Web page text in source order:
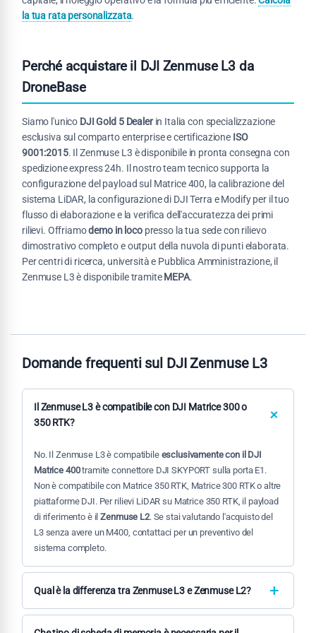
la tua rata personalizzata.
Perché acquistare il DJI Zenmuse L3 da
DroneBase
Siamo l'unico DJI Gold 5 Dealerin Italia con specializzazione
esclusiva sul comparto enterprise e certificazione ISO
9001:2015. Il Zenmuse L3 è disponibile in pronta consegna con
spedizione express 24h. Il nostro team tecnico supporta la
configurazione del payload sul Matrice 400, la calibrazione del
sistema LiDAR, la configurazione di DJI Terra e Modify per il tuo
flusso di elaborazione e la verifica dell'accuratezza dei primi
rilievi. Offriamodemo in locopresso la tua sede con rilievo
dimostrativo completo e output della nuvola di punti elaborata.
Per centri di ricerca, università e Pubblica Amministrazione, il
Zenmuse L3 è disponibile tramiteMEPA.
Domande frequenti sul DJI Zenmuse L3
Il Zenmuse L3 è compatibile con DJI Matrice 300 o
350 RTK?
No. Il Zenmuse L3 è compatibile esclusivamente con il DJI
Matrice 400tramite connettore DJI SKYPORT sulla porta E1.
Non è compatibile con Matrice 350 RTK, Matrice 300 RTK o altre
piattaforme DJI. Per rilievi LiDAR su Matrice 350 RTK, il payload
di riferimento è ilZenmuse L2. Se stai valutando l'acquisto del
L3 senza avere un M400, contattaci per un preventivo del
sistema completo.
Qual è la differenza tra Zenmuse L3 e Zenmuse L2?
IlL3è una generazione superiore su ogni parametro: portata